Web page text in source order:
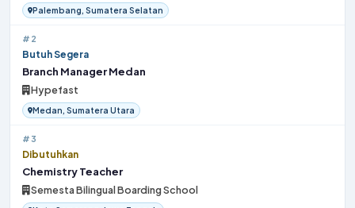
Palembang, Sumatera Selatan
#2
Butuh Segera
Branch Manager Medan
Hypefast
Medan, Sumatera Utara
#3
Dibutuhkan
Chemistry Teacher
Semesta Bilingual Boarding School